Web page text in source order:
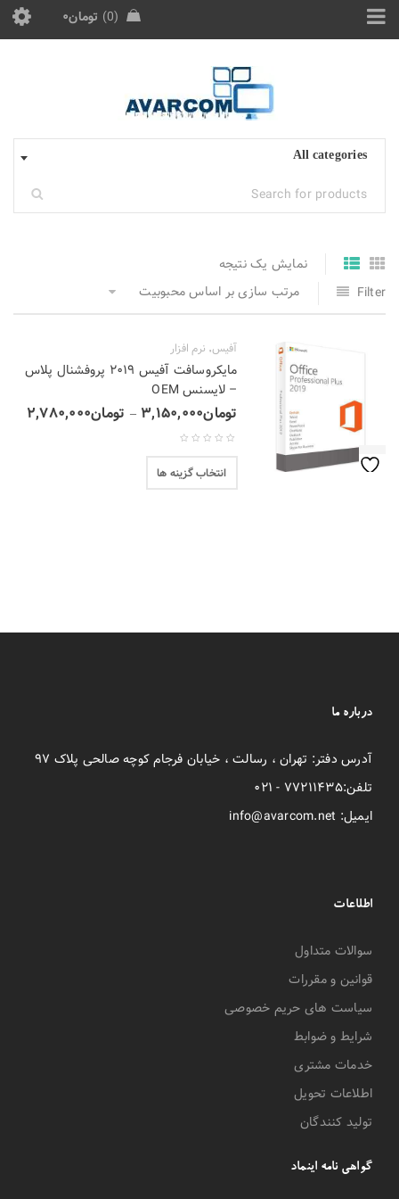
تومان۰ 0
All categories
نمایش یک نتیجه
Filter
مرتب سازی بر اساس محبوبیت
آفیس, نرم افزار
مایکروسافت آفیس ۲۰۱۹ پروفشنال پلاس
– لایسنس OEM
تومان۳,۱۵۰,۰۰۰ – تومان۲,۷۸۰,۰۰۰
انتخاب گزینه ها
درباره ما
آدرس دفتر: تهران ، رسالت ، خیابان فرجام کوچه صالحی پلاک ۹۷
تلفن:۷۷۲۱۱۴۳۵ - ۰۲۱
ایمیل: info@avarcom.net
اطلاعات
سوالات متداول
قوانین و مقررات
سیاست های حریم خصوصی
شرایط و ضوابط
خدمات مشتری
اطلاعات تحویل
تولید کنندگان
گواهی نامه اینماد